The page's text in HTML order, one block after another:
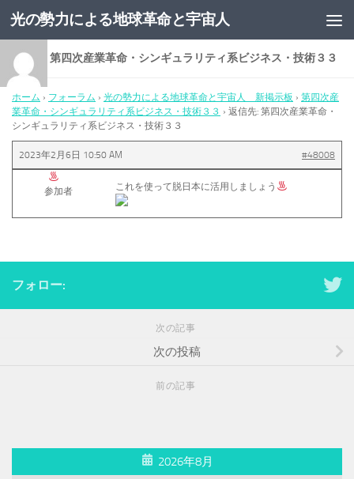
コンテンツへスキップ
光の勢力による地球革命と宇宙人
返信先: 第四次産業革命・シンギュラリティ系ビジネス・技術３３
ホーム › フォーラム › 光の勢力による地球革命と宇宙人 新掲示板 › 第四次産
業革命・シンギュラリティ系ビジネス・技術３３ › 返信先: 第四次産業革命・
シンギュラリティ系ビジネス・技術３３
2023年2月6日 10:50 AM #48008
参加者 これを使って脱日本に活用しましょう
フォロー:
次の記事
次の投稿
前の記事
2026年8月